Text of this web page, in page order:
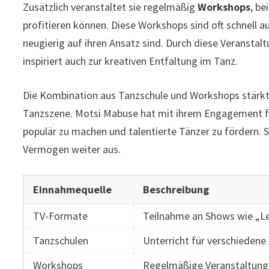
Zusätzlich veranstaltet sie regelmäßigWorkshops,
profitieren können. Diese Workshops sind oft schnell
neugierig auf ihren Ansatz sind. Durch diese
inspiriert auch zur kreativen Entfaltung im Tanz.
Die Kombination aus Tanzschule und Workshops
Tanzszene. Motsi Mabuse hat mit ihrem
populär zu machen und talentierte Tänzer zu fördern.
Vermögen weiter aus.
Einnahmequelle
Beschreibung
TV-Formate
Teilnahme an Shows wie
Tanzschulen
Unterricht für
Workshops
Regelmäßige